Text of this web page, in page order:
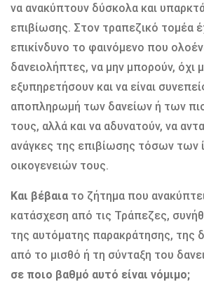
να ανακύπτουν δύσκολα και
επιβίωσης. Στον τραπεζικό τομέα
επικίνδυνο το φαινόμενο που
δανειολήπτες, να μην μπορούν, όχι
εξυπηρετήσουν και να είναι
αποπληρωμή των δανείων ή των
τους, αλλά και να αδυνατούν, να
ανάγκες της επιβίωσης τόσων των
οικογενειών τους.
Και βέβαια το ζήτημα που ανακύπτει
κατάσχεση από τις Τράπεζες,
της αυτόματης παρακράτησης, της
από το μισθό ή τη σύνταξη του
σε ποιο βαθμό αυτό είναι νόμιμο;